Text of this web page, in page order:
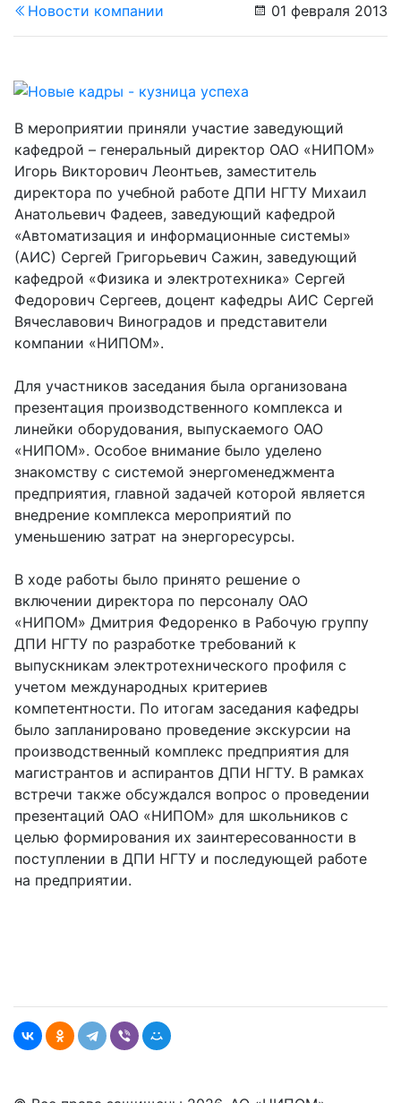
Новости компании 01 февраля 2013
В мероприятии приняли участие заведующий
кафедрой – генеральный директор ОАО «НИПОМ»
Игорь Викторович Леонтьев, заместитель
директора по учебной работе ДПИ НГТУ Михаил
Анатольевич Фадеев, заведующий кафедрой
«Автоматизация и информационные системы»
(АИС) Сергей Григорьевич Сажин, заведующий
кафедрой «Физика и электротехника» Сергей
Федорович Сергеев, доцент кафедры АИС Сергей
Вячеславович Виноградов и представители
компании «НИПОМ».
Для участников заседания была организована
презентация производственного комплекса и
линейки оборудования, выпускаемого ОАО
«НИПОМ». Особое внимание было уделено
знакомству с системой энергоменеджмента
предприятия, главной задачей которой является
внедрение комплекса мероприятий по
уменьшению затрат на энергоресурсы.
В ходе работы было принято решение о
включении директора по персоналу ОАО
«НИПОМ» Дмитрия Федоренко в Рабочую группу
ДПИ НГТУ по разработке требований к
выпускникам электротехнического профиля с
учетом международных критериев
компетентности. По итогам заседания кафедры
было запланировано проведение экскурсии на
производственный комплекс предприятия для
магистрантов и аспирантов ДПИ НГТУ. В рамках
встречи также обсуждался вопрос о проведении
презентаций ОАО «НИПОМ» для школьников с
целью формирования их заинтересованности в
поступлении в ДПИ НГТУ и последующей работе
на предприятии.